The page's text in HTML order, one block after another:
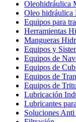
Oleohidráulica
Oleo hidráulica
Equipos para
Herramientas
Mangueras
Equipos y
Equipos de
Equipos de
Equipos de
Equipos de
Lubricación
Lubricantes
Soluciones Anti